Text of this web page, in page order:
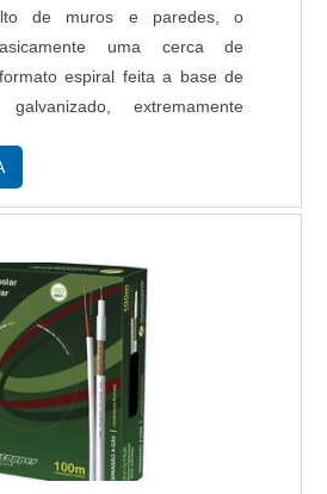
de muros e paredes, o
uma cerca de
espiral feita a base de
extremamente
residências e outros